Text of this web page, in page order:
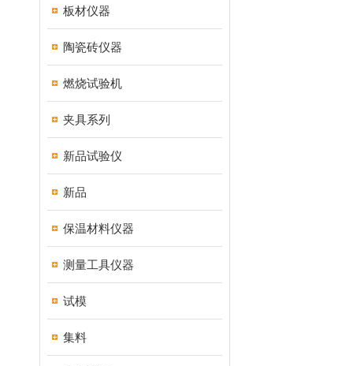
板材仪器
陶瓷砖仪器
燃烧试验机
夹具系列
新品试验仪
新品
保温材料仪器
测量工具仪器
试模
集料